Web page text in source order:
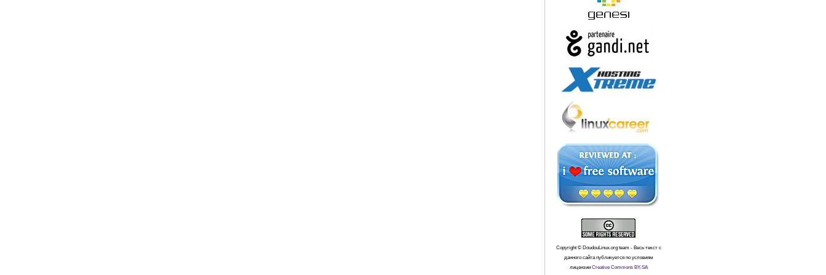
Copyright © DoudouLinux.org team - Весь текст с
данного сайта публикуется по условиям
лицензии Creative Commons BY-SA